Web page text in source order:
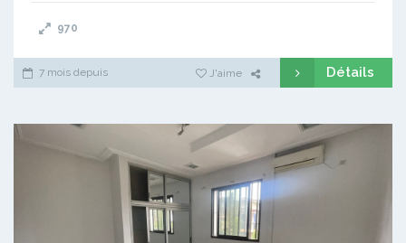
970
7 mois depuis J'aime Détails